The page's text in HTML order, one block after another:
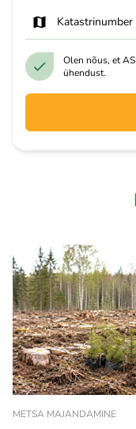
Katastrinumber
Olen nõus, et
ühendust.
METSA MAJANDAMINE